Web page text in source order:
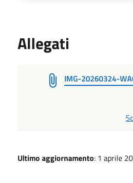
Allegati
IMG-20260324-
Ultimo aggiornamento: 1 aprile